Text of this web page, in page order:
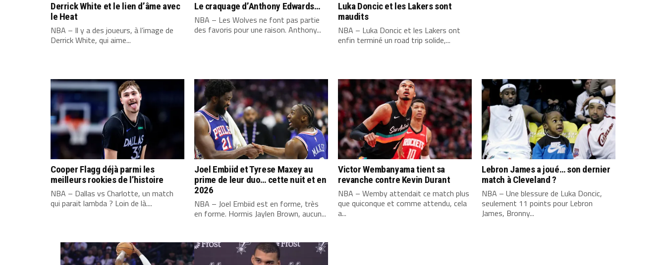
Derrick White et le lien d’âme avec
le Heat
NBA – Il y a des joueurs, à l’image de
Derrick White, qui aime...
Le craquage d’Anthony Edwards…
NBA – Les Wolves ne font pas partie
des favoris pour une raison. Anthony...
Luka Doncic et les Lakers sont
maudits
NBA – Luka Doncic et les Lakers ont
enfin terminé un road trip solide,...
Cooper Flagg déjà parmi les
meilleurs rookies de l’histoire
NBA – Dallas vs Charlotte, un match
qui parait lambda ? Loin de là....
Joel Embiid et Tyrese Maxey au
prime de leur duo… cette nuit et en
2026
NBA – Joel Embiid est en forme, très
en forme. Hormis Jaylen Brown, aucun...
Victor Wembanyama tient sa
revanche contre Kevin Durant
NBA – Wemby attendait ce match plus
que quiconque et comme attendu, cela
a...
Lebron James a joué… son dernier
match à Cleveland ?
NBA – Une blessure de Luka Doncic,
seulement 11 points pour Lebron
James, Bronny...